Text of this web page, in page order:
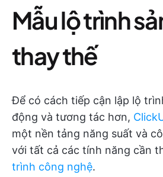
Mẫu lộ trình
thay thế
Để có cách tiếp cận lập lộ
động và tương tác hơn,
một nền tảng năng suất và
với tất cả các tính năng cần
trình công nghệ.